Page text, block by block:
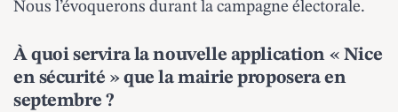
Nous l’évoquerons durant la campagne électorale.
À quoi servira la nouvelle application « Nice
en sécurité » que la mairie proposera en
septembre ?